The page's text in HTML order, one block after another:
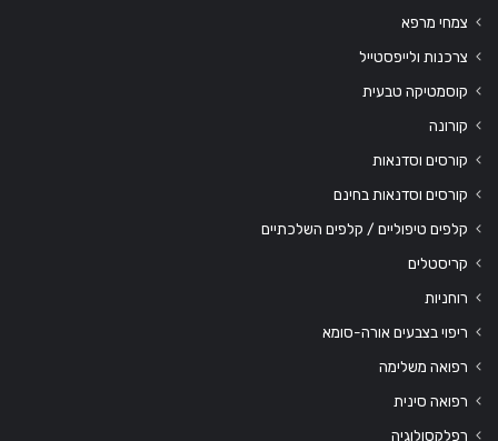
צמחי מרפא
צרכנות ולייפסטייל
קוסמטיקה טבעית
קורונה
קורסים וסדנאות
קורסים וסדנאות בחינם
קלפים טיפוליים / קלפים השלכתיים
קריסטלים
רוחניות
ריפוי בצבעים אורה-סומא
רפואה משלימה
רפואה סינית
רפלקסולוגיה